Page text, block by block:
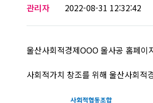
관리자 2022-08-31 12:32:42
울산사회적경제OOO 울사공 홈페이
사회적가치 창조를 위해 울산사회적